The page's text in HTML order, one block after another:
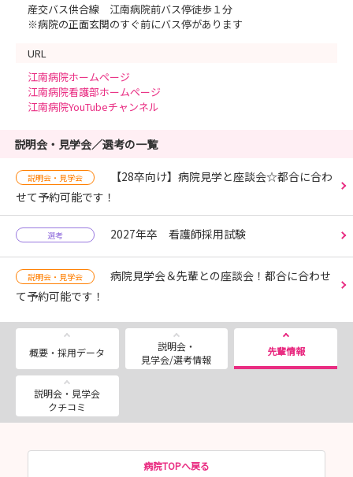
産交バス供合線 江南病院前バス停徒歩１分
※病院の正面玄関のすぐ前にバス停があります
URL
江南病院ホームページ
江南病院看護部ホームページ
江南病院YouTubeチャンネル
説明会・見学会／選考の一覧
説明会・見学会
【28卒向け】病院見学と座談会☆都合に合わ
せて予約可能です！
選考 2027年卒 看護師採用試験
説明会・見学会
病院見学会＆先輩との座談会！都合に合わせ
て予約可能です！
概要・採用データ
説明会・
見学会/選考情報
先輩情報
説明会・見学会
クチコミ
病院TOPへ戻る